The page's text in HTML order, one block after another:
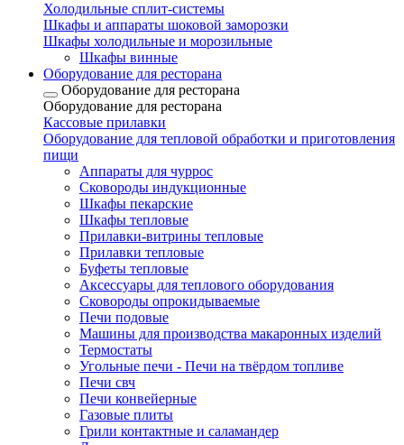
Холодильные сплит-системы
Шкафы и аппараты шоковой заморозки
Шкафы холодильные и морозильные
Шкафы винные
Оборудование для ресторана
Оборудование для ресторана
Оборудование для ресторана
Кассовые прилавки
Оборудование для тепловой обработки и приготовления
пищи
Аппараты для чуррос
Сковороды индукционные
Шкафы пекарские
Шкафы тепловые
Прилавки-витрины тепловые
Прилавки тепловые
Буфеты тепловые
Аксессуары для теплового оборудования
Сковороды опрокидываемые
Печи подовые
Машины для производства макаронных изделий
Термостаты
Угольные печи - Печи на твёрдом топливе
Печи свч
Печи конвейерные
Газовые плиты
Грили контактные и саламандер